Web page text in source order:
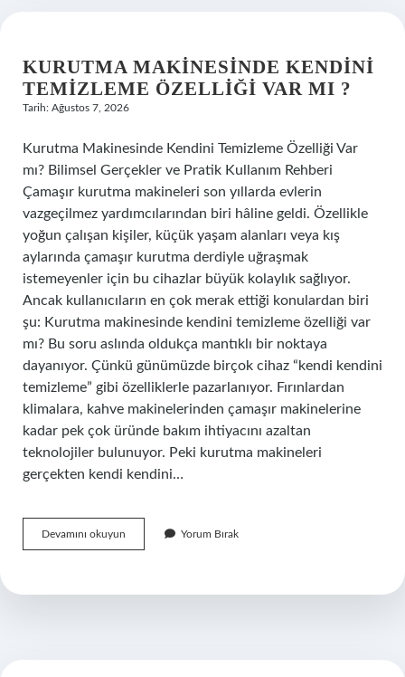
KURUTMA MAKINESINDE KENDINI
TEMIZLEME ÖZELLIĞI VAR MI ?
Tarih: Ağustos 7, 2026
Kurutma Makinesinde Kendini Temizleme Özelliği Var
mı? Bilimsel Gerçekler ve Pratik Kullanım Rehberi
Çamaşır kurutma makineleri son yıllarda evlerin
vazgeçilmez yardımcılarından biri hâline geldi. Özellikle
yoğun çalışan kişiler, küçük yaşam alanları veya kış
aylarında çamaşır kurutma derdiyle uğraşmak
istemeyenler için bu cihazlar büyük kolaylık sağlıyor.
Ancak kullanıcıların en çok merak ettiği konulardan biri
şu: Kurutma makinesinde kendini temizleme özelliği var
mı? Bu soru aslında oldukça mantıklı bir noktaya
dayanıyor. Çünkü günümüzde birçok cihaz “kendi kendini
temizleme” gibi özelliklerle pazarlanıyor. Fırınlardan
klimalara, kahve makinelerinden çamaşır makinelerine
kadar pek çok üründe bakım ihtiyacını azaltan
teknolojiler bulunuyor. Peki kurutma makineleri
gerçekten kendi kendini…
Devamını okuyun Kurutma
makinesinde
özelliği
Yorum Bırak